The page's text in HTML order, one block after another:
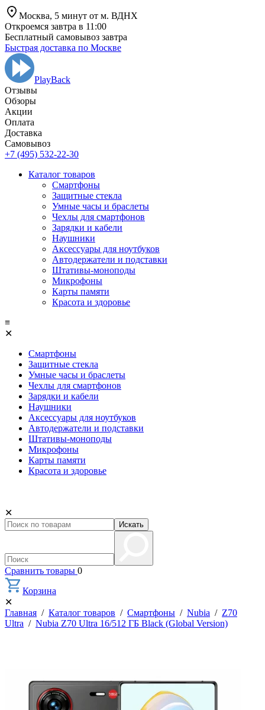
Москва, 5 минут от м. ВДНХ
Откроемся завтра в 11:00
Бесплатный самовывоз завтра
Быстрая доставка по Москве
PlayBack
Отзывы
Обзоры
Aкции
Оплата
Доставка
Самовывоз
+7 (495) 532-22-30
Каталог товаров
Смартфоны
Защитные стекла
Умные часы и браслеты
Чехлы для смартфонов
Зарядки и кабели
Наушники
Аксессуары для ноутбуков
Автодержатели и подставки
Штативы-моноподы
Микрофоны
Карты памяти
Красота и здоровье
≡
✕
Смартфоны
Защитные стекла
Умные часы и браслеты
Чехлы для смартфонов
Зарядки и кабели
Наушники
Аксессуары для ноутбуков
Автодержатели и подставки
Штативы-моноподы
Микрофоны
Карты памяти
Красота и здоровье
✕
Искать
Сравнить товары 0
Корзина
✕
Главная / Каталог товаров / Смартфоны / Nubia / Z70
Ultra / Nubia Z70 Ultra 16/512 ГБ Black (Global Version)